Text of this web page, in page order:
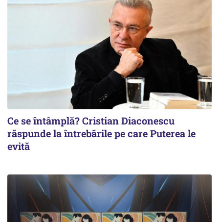
Ce se întâmplă? Cristian Diaconescu
răspunde la întrebările pe care Puterea le
evită